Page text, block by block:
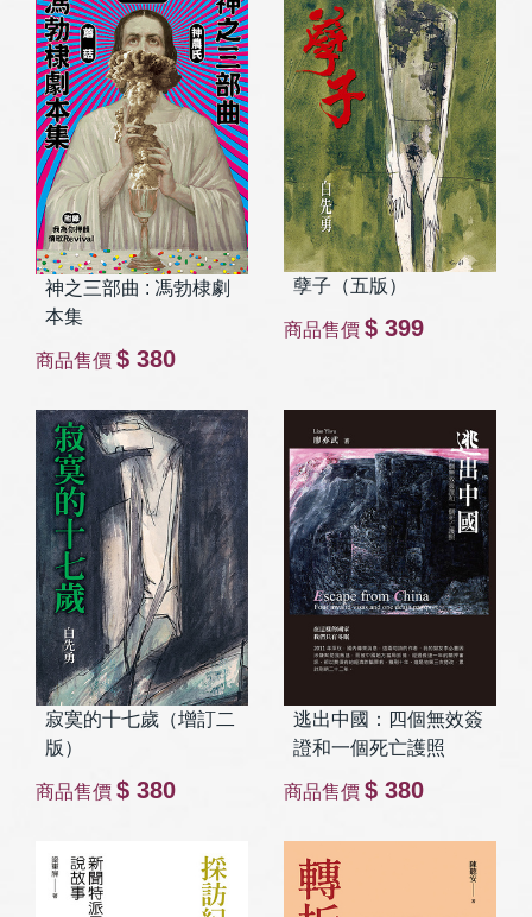
神之三部曲 : 馮勃棣劇
本集
商品售價 $ 380
孽子（五版）
商品售價 $ 399
寂寞的十七歲（增訂二
版）
商品售價 $ 380
逃出中國：四個無效簽
證和一個死亡護照
商品售價 $ 380